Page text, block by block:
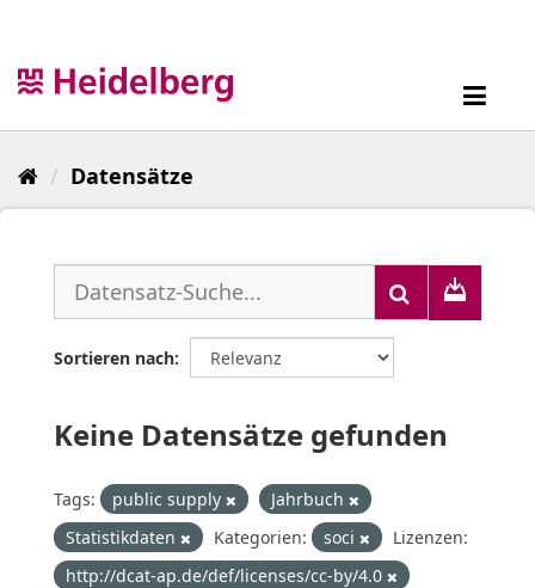
Datensätze
Sortieren nach
Keine Datensätze gefunden
Tags: public supply
Jahrbuch
Statistikdaten
Kategorien: soci
Lizenzen:
http://dcat-ap.de/def/licenses/cc-by/4.0